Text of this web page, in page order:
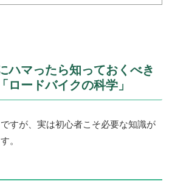
ハマったら知っておくべき
ロードバイクの科学」
すが、実は初心者こそ必要な知識が
。